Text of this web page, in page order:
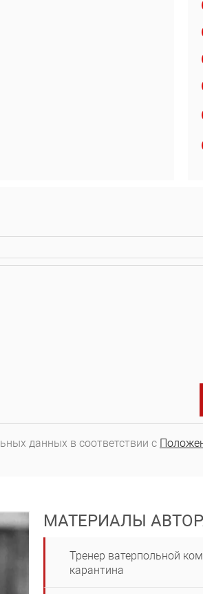
данных в соответствии с
МАТЕРИАЛЫ
Тренер ватерпольной
карантина